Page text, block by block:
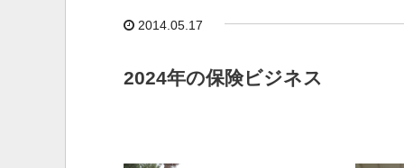
2014.05.17
2024年の保険ビジネス